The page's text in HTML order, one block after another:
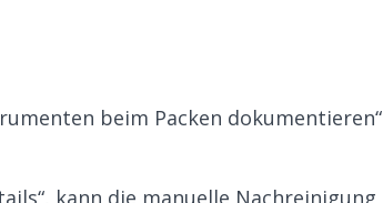
beim Packen dokumentieren“
kann die manuelle Nachreinigung